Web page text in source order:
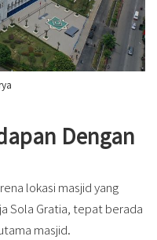
Dengan
lokasi masjid yang
Sola Gratia, tepat berada
masjid.